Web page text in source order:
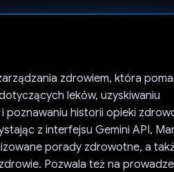
zdrowiem, która
leków, uzyskiwaniu
poznawaniu historii opieki
z interfejsu Gemini API,
porady zdrowotne, a
Pozwala też na